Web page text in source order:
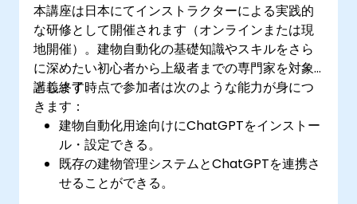
本講座は日本にてインストラクターによる実践的
な研修として開催されます（オンラインまたは現
地開催）。建物自動化の基礎知識やスキルをさら
に深めたい初心者から上級者までの専門家を対象
とします。
講義終了時点で参加者は次のような能力が身につ
きます：
建物自動化用途向けにChatGPTをインストー
ル・設定できる。
既存の建物管理システムとChatGPTを連携さ
せることができる。